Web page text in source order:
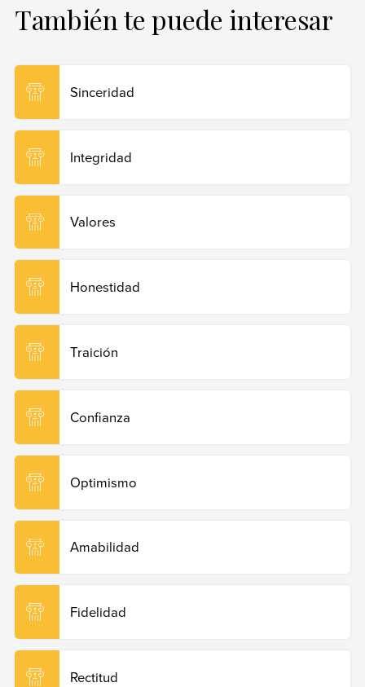
Rabotnikof, Vanesa (25 de octubre de 2024).Franqueza.
2026 de
Copiar cita
También te puede interesar
Sinceridad
Integridad
Valores
Honestidad
Traición
Confianza
Optimismo
Amabilidad
Fidelidad
Rectitud